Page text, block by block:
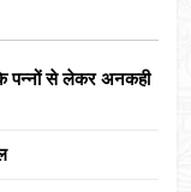
के पन्नों से लेकर अनकही